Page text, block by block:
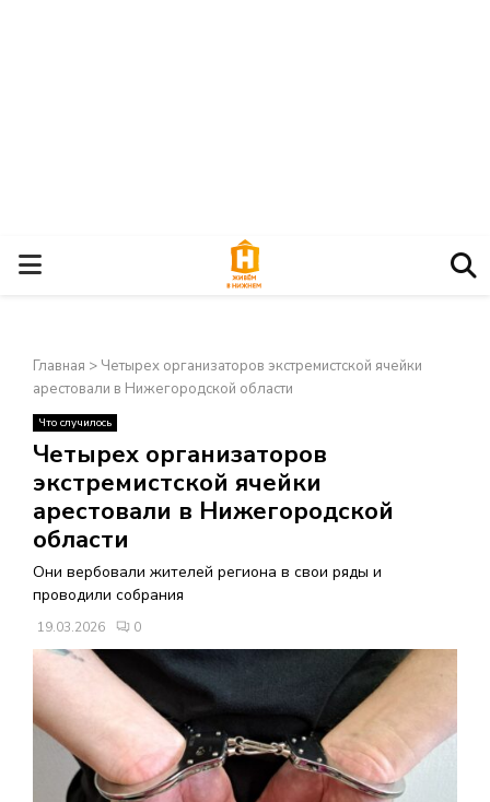
О
Н
О
В
Н
Е
М
Главная > Четырех организаторов экстремистской ячейки
арестовали в Нижегородской области
Что случилось
Четырех организаторов
экстремистской ячейки
арестовали в Нижегородской
области
Они вербовали жителей региона в свои ряды и
проводили собрания
19.03.2026 0